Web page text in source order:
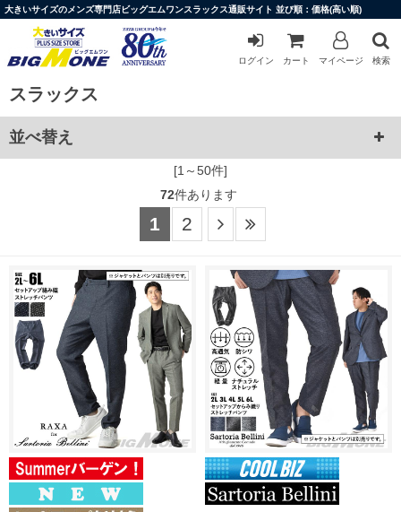
大きいサイズのメンズ専門店ビッグエムワンスラックス通販サイト 並び順：価格(高い順)
ログイン カート マイページ 検索
スラックス
並べ替え
[1～50件]
72件あります
1 2